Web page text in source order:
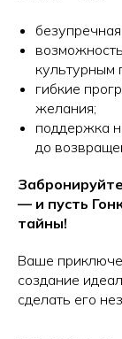
культурным
гибкие
желания;
поддержка
до
— и пусть
тайны!
Ваше
создание
сделать его